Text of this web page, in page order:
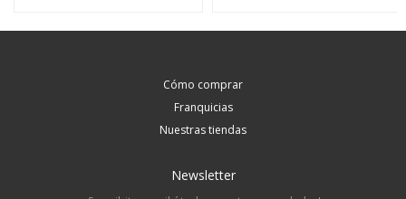
Cómo comprar
Franquicias
Nuestras tiendas
Newsletter